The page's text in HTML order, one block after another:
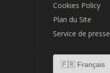
Cookies Policy
Plan du Site
Service de presse